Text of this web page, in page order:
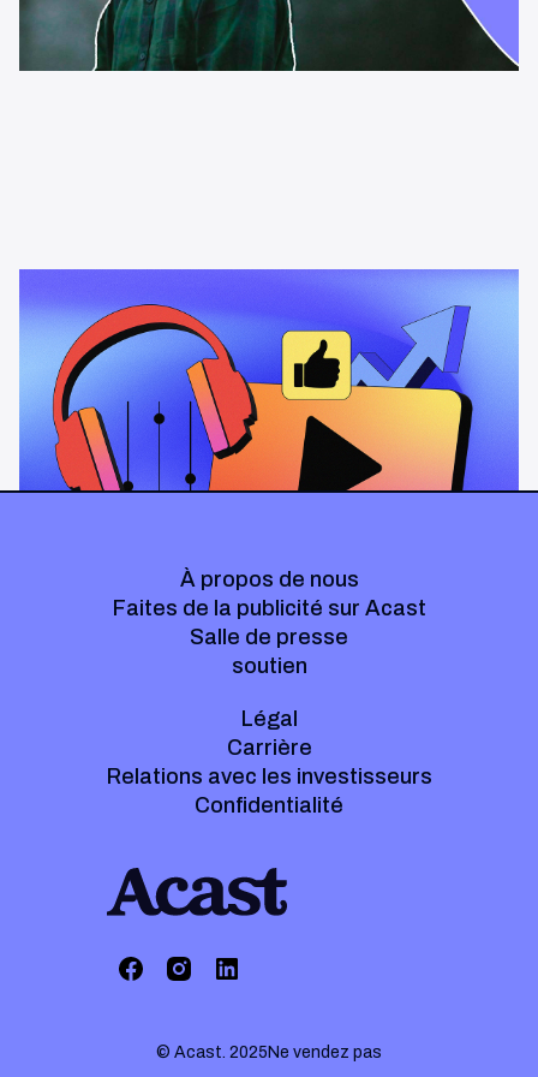
L'opportunité des podcasts vidéo
Comment les podcasts vidéo stimulent l'audience,
l'engagement et l'impact publicitaire, en particulier chez les
auditeurs de la génération Z.
À propos de nous
Faites de la publicité sur Acast
Salle de presse
soutien
Légal
Carrière
Relations avec les investisseurs
Confidentialité
© Acast. 2025 Ne vendez pas